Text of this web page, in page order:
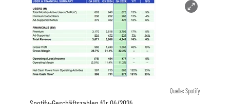
Quelle: Spotify